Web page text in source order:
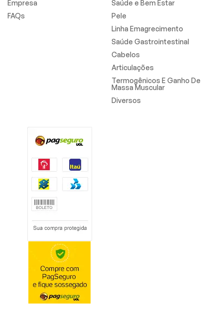
Empresa
FAQs
Saúde e Bem Estar
Pele
Linha Emagrecimento
Saúde Gastrointestinal
Cabelos
Articulações
Termogênicos E Ganho De
Massa Muscular
Diversos